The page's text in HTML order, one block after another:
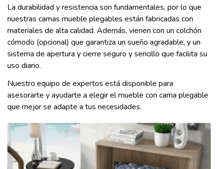
La durabilidad y resistencia son fundamentales, por lo que
nuestras camas mueble plegables están fabricadas con
materiales de alta calidad. Además, vienen con un colchón
cómodo (opcional) que garantiza un sueño agradable, y un
sistema de apertura y cierre seguro y sencillo que facilita su
uso diario.
Nuestro equipo de expertos está disponible para
asesorarte y ayudarte a elegir el mueble con cama plegable
que mejor se adapte a tus necesidades.